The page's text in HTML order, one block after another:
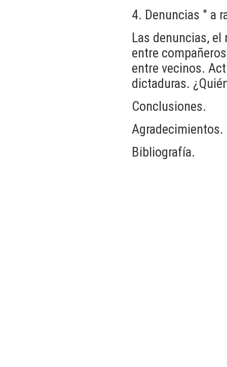
4. Denuncias " a
Las denuncias,
entre
entre vecinos.
dictaduras.
Conclusiones.
Agradecimientos.
Bibliografía.